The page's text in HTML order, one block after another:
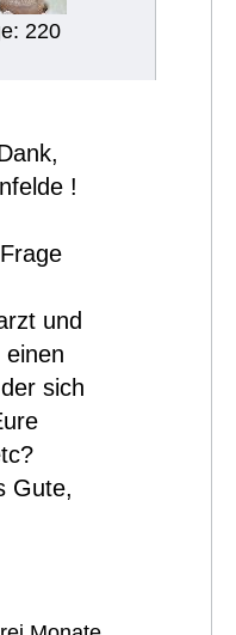
220
!
und
einen
sich
Gute,